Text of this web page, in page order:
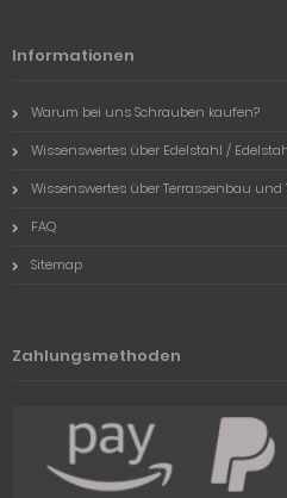
Informationen
Warum bei uns Schrauben kaufen?
Wissenswertes über Edelstahl /
Wissenswertes über Terrassenbau
FAQ
Sitemap
Zahlungsmethoden